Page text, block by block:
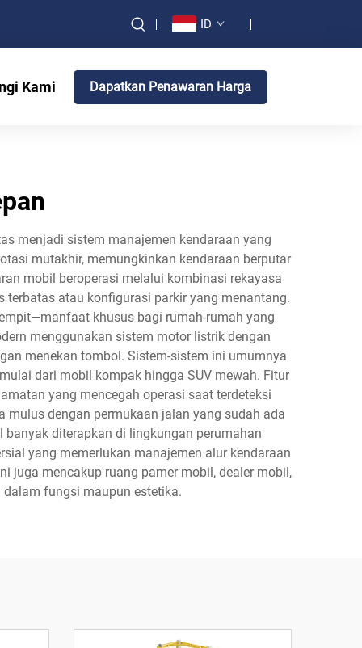
ID
Kami Dapatkan Penawaran Harga
menjadi sistem manajemen kendaraan yang
mutakhir, memungkinkan kendaraan berputar
mobil beroperasi melalui kombinasi rekayasa
atau konfigurasi parkir yang menantang.
khusus bagi rumah-rumah yang
menggunakan sistem motor listrik dengan
menekan tombol. Sistem-sistem ini umumnya
dari mobil kompak hingga SUV mewah. Fitur
yang mencegah operasi saat terdeteksi
mulus dengan permukaan jalan yang sudah ada
diterapkan di lingkungan perumahan
yang memerlukan manajemen alur kendaraan
juga mencakup ruang pamer mobil, dealer mobil,
fungsi maupun estetika.